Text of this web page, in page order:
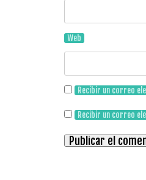
Web
Recibir un correo
Recibir un correo